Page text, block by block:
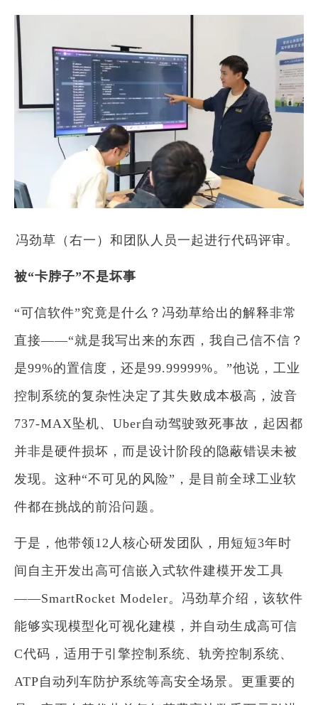
冯劲草（右一）和团队人员一起进行代码评审。
被“卡脖子”不是坏事
“可信软件”究竟是什么？冯劲草给出的解释非常
直接——“就是我写出来的东西，我自己信不信？
是99%的置信度，还是99.99999%。”他说，工业
控制系统的复杂性决定了其失败成本极高，波音
737-MAX坠机、Uber自动驾驶致死事故，起因都
并非是硬件损坏，而是设计阶段的隐蔽错误未被
发现。这种“不可见的风险”，是目前全球工业软
件都在挑战的前沿问题。
于是，他带领12人核心研发团队，用短短3年时
间自主开发出高可信嵌入式软件建模开发工具
——SmartRocket Modeler。冯劲草介绍，该软件
能够实现模型化可视化建模，并自动生成高可信
C代码，适用于引擎控制系统、轨旁控制系统、
ATP自动列车防护系统等高安全场景。更重要的